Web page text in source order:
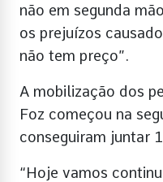
não em segunda
os prejuízos
não tem preço”.
A mobilização dos
Foz começou na
conseguiram juntar
“Hoje vamos